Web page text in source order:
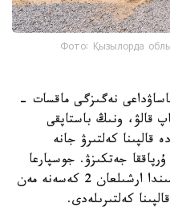
Фото: Қызылорда
نەگىزگى ماقسات -
قالۋ، ونىڭ باستاپقى
قالپىنا كەلتىرۋ جانە
جەتكىزۋ. جوسپارعا
سايكەس ارحەولوگيالىق قازبا بارىسىندا ارشىلعان 2 كەسەنە مەن
كەلتىرىلەدى.